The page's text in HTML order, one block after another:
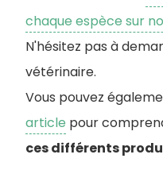
chaque espèce sur
N'hésitez pas à
vétérinaire.
Vous pouvez
article pour
ces différents